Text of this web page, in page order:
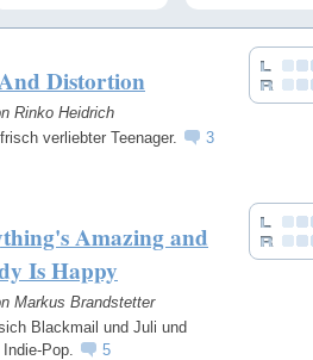
Distortion
Rinko Heidrich
verliebter Teenager.
3
Amazing and
Is Happy
Markus Brandstetter
Blackmail und Juli und
Pop.
5